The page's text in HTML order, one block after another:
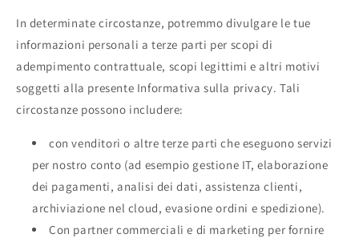
In determinate circostanze, potremmo divulgare le tue
informazioni personali a terze parti per scopi di
adempimento contrattuale, scopi legittimi e altri motivi
soggetti alla presente Informativa sulla privacy. Tali
circostanze possono includere:
con venditori o altre terze parti che eseguono servizi
per nostro conto (ad esempio gestione IT, elaborazione
dei pagamenti, analisi dei dati, assistenza clienti,
archiviazione nel cloud, evasione ordini e spedizione).
Con partner commerciali e di marketing per fornire